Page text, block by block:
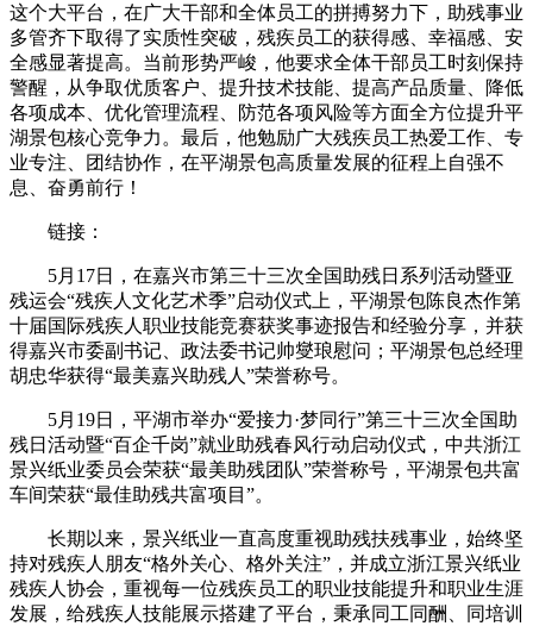
这个大平台，在广大干部和全体员工的拼搏努力下，助残事业
多管齐下取得了实质性突破，残疾员工的获得感、幸福感、安
全感显著提高。当前形势严峻，他要求全体干部员工时刻保持
警醒，从争取优质客户、提升技术技能、提高产品质量、降低
各项成本、优化管理流程、防范各项风险等方面全方位提升平
湖景包核心竞争力。最后，他勉励广大残疾员工热爱工作、专
业专注、团结协作，在平湖景包高质量发展的征程上自强不
息、奋勇前行！
链接：
5月17日，在嘉兴市第三十三次全国助残日系列活动暨亚
残运会“残疾人文化艺术季”启动仪式上，平湖景包陈良杰作第
十届国际残疾人职业技能竞赛获奖事迹报告和经验分享，并获
得嘉兴市委副书记、政法委书记帅燮琅慰问；平湖景包总经理
胡忠华获得“最美嘉兴助残人”荣誉称号。
5月19日，平湖市举办“爱接力·梦同行”第三十三次全国助
残日活动暨“百企千岗”就业助残春风行动启动仪式，中共浙江
景兴纸业委员会荣获“最美助残团队”荣誉称号，平湖景包共富
车间荣获“最佳助残共富项目”。
长期以来，景兴纸业一直高度重视助残扶残事业，始终坚
持对残疾人朋友“格外关心、格外关注”，并成立浙江景兴纸业
残疾人协会，重视每一位残疾员工的职业技能提升和职业生涯
发展，给残疾人技能展示搭建了平台，秉承同工同酬、同培训